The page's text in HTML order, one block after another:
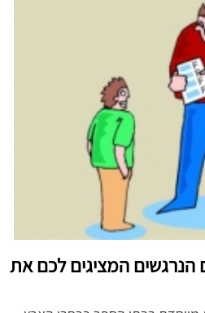
הנרגשים המציגים לכם את